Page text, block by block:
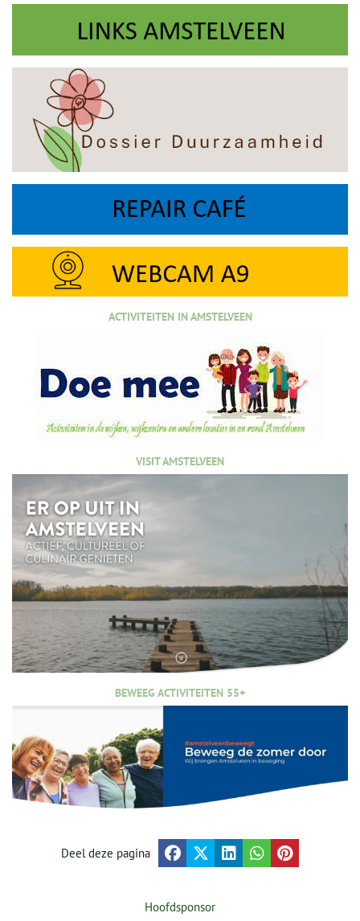
ACTIVITEITEN IN AMSTELVEEN
VISIT AMSTELVEEN
BEWEEG ACTIVITEITEN 55+
Deel deze pagina
Hoofdsponsor